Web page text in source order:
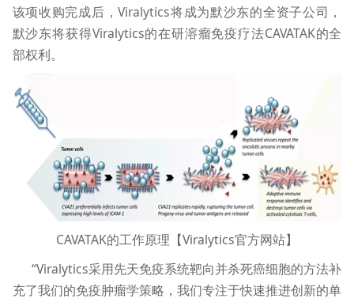
该项收购完成后，Viralytics将成为默沙东的全资子公司，
默沙东将获得Viralytics的在研溶瘤免疫疗法CAVATAK的全
部权利。
CAVATAK的工作原理【Viralytics官方网站】
“Viralytics采用先天免疫系统靶向并杀死癌细胞的方法补
充了我们的免疫肿瘤学策略，我们专注于快速推进创新的单